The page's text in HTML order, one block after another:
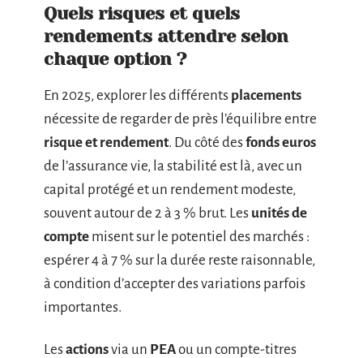
Quels risques et quels
rendements attendre selon
chaque option ?
En 2025, explorer les différents placements
nécessite de regarder de près l’équilibre entre
risque et rendement. Du côté desfonds euros
de l’assurance vie, la stabilité est là, avec un
capital protégé et un rendement modeste,
souvent autour de 2 à 3 % brut. Les unités de
compte misent sur le potentiel des marchés :
espérer 4 à 7 % sur la durée reste raisonnable,
à condition d’accepter des variations parfois
importantes.
Lesactionsvia un PEAou un compte-titres